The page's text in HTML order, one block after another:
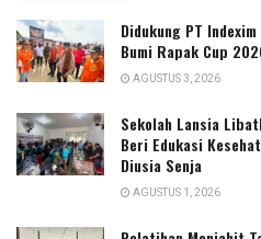
Didukung PT
Bumi Rapak Cup
AGUSTUS 3, 2026
Sekolah Lansia
Beri Edukasi
Diusia Senja
AGUSTUS 1, 2026